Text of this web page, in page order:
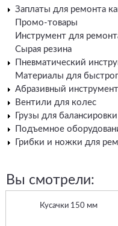
Заплаты для ремонта
Промо-товары
Инструмент для
Сырая резина
Пневматический
Материалы для
Абразивный инструмент
Вентили для колес
Грузы для
Подъемное
Грибки и ножки для
Вы смотрели:
Кусачки 150 мм